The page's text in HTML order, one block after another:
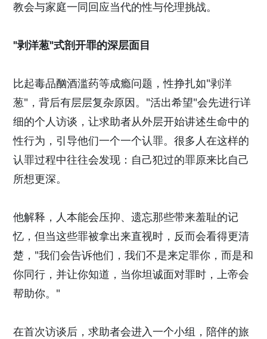
教会与家庭一同回应当代的性与伦理挑战。
"剥洋葱"式剖开罪的深层面目
比起毒品酗酒滥药等成瘾问题，性挣扎如"剥洋
葱"，背后有层层复杂原因。"活出希望"会先进行详
细的个人访谈，让求助者从外层开始讲述生命中的
性行为，引导他们一个一个认罪。很多人在这样的
认罪过程中往往会发现：自己犯过的罪原来比自己
所想更深。
他解释，人本能会压抑、遗忘那些带来羞耻的记
忆，但当这些罪被拿出来直视时，反而会看得更清
楚，"我们会告诉他们，我们不是来定罪你，而是和
你同行，并让你知道，当你坦诚面对罪时，上帝会
帮助你。"
在首次访谈后，求助者会进入一个小组，陪伴的旅